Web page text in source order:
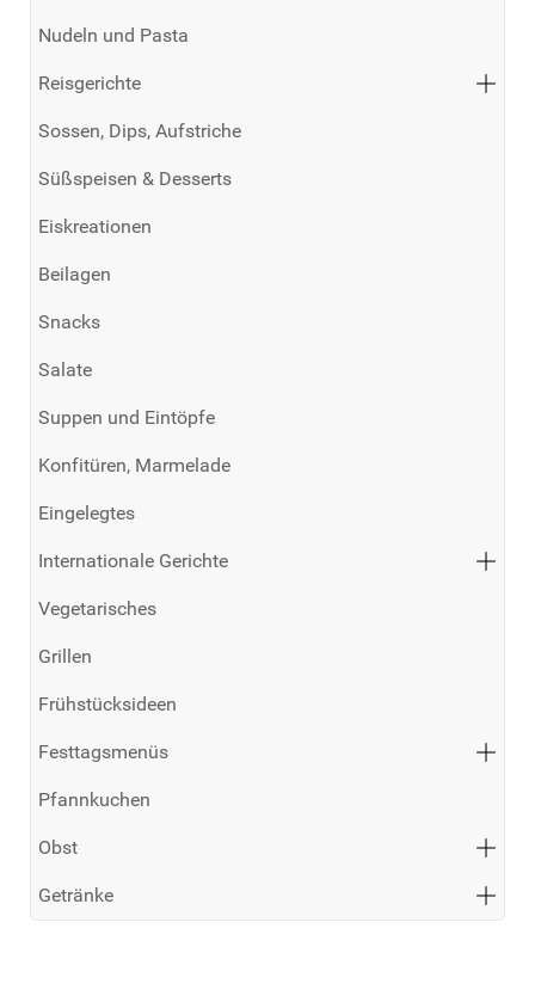
Nudeln und Pasta
Reisgerichte
Sossen, Dips, Aufstriche
Süßspeisen & Desserts
Eiskreationen
Beilagen
Snacks
Salate
Suppen und Eintöpfe
Konfitüren, Marmelade
Eingelegtes
Internationale Gerichte
Vegetarisches
Grillen
Frühstücksideen
Festtagsmenüs
Pfannkuchen
Obst
Getränke